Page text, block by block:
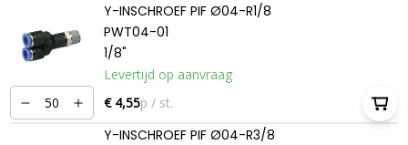
Y-INSCHROEF PIF Ø04-R1/8
PWT04-01
1/8"
Levertijd op aanvraag
€ 4,55p / st.
Y-INSCHROEF PIF Ø04-R3/8